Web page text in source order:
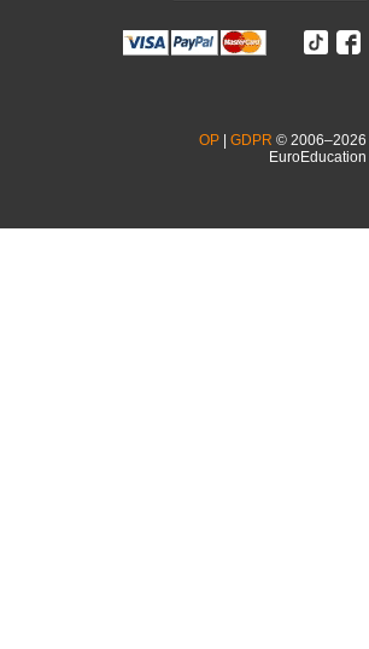
OP | GDPR © 2006–2026
EuroEducation